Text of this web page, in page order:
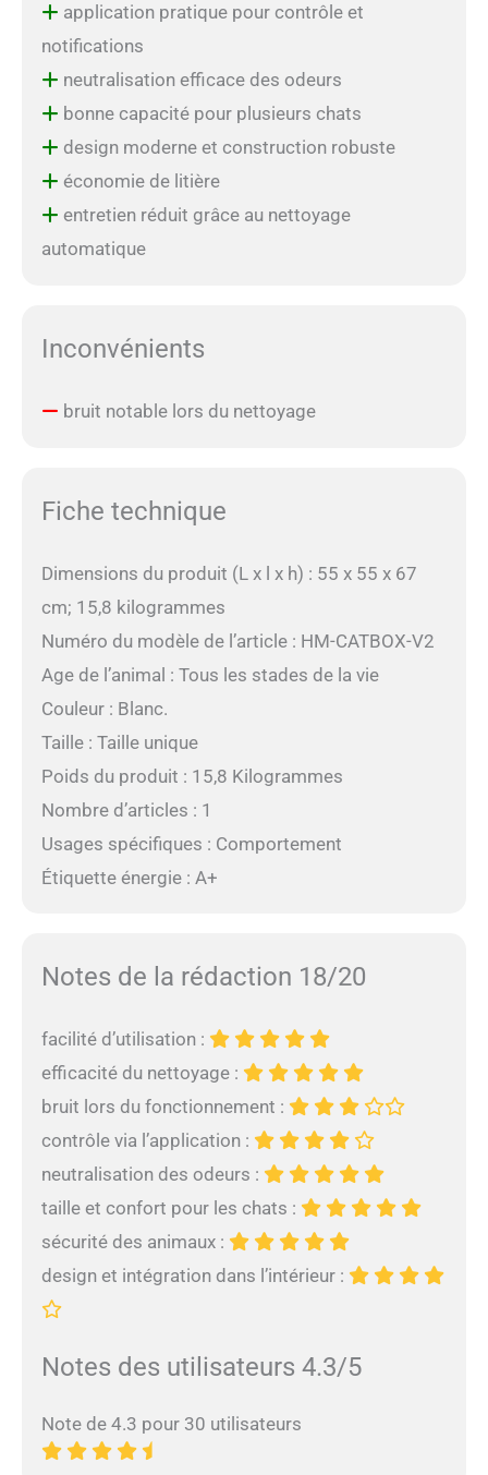
application pratique pour contrôle et
notifications
neutralisation efficace des odeurs
bonne capacité pour plusieurs chats
design moderne et construction robuste
économie de litière
entretien réduit grâce au nettoyage
automatique
Inconvénients
bruit notable lors du nettoyage
Fiche technique
Dimensions du produit (L x l x h) : 55 x 55 x 67
cm; 15,8 kilogrammes
Numéro du modèle de l’article : HM-CATBOX-V2
Age de l’animal : Tous les stades de la vie
Couleur : Blanc.
Taille : Taille unique
Poids du produit : 15,8 Kilogrammes
Nombre d’articles : 1
Usages spécifiques : Comportement
Étiquette énergie : A+
Notes de la rédaction 18/20
facilité d’utilisation :
efficacité du nettoyage :
bruit lors du fonctionnement :
contrôle via l’application :
neutralisation des odeurs :
taille et confort pour les chats :
sécurité des animaux :
design et intégration dans l’intérieur :
Notes des utilisateurs 4.3/5
Note de 4.3 pour 30 utilisateurs